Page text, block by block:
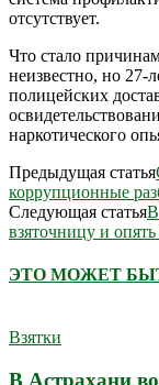
отсутствует.
Что стало
неизвестно, но 27-
полицейских
наркотического
Предыдущая статья
коррупционные
Следующая статья
взяточницу и
ЭТО МОЖЕТ
Взятки
В Астрахани